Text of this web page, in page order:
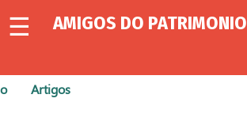
☰Inicio
Coñécenos
AMIGOS DO
Artigos